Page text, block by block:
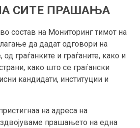
СИТЕ ПРАШАЊА
состав на Мониторинг тимот на
да дадат одговори на
граѓанките и граѓаните, како и
како што се граѓански
кандидати, институции и
на адреса на
прашањето на една